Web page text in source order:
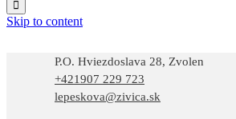

Skip to content
P.O. Hviezdoslava 28, Zvolen
+421907 229 723
lepeskova@zivica.sk